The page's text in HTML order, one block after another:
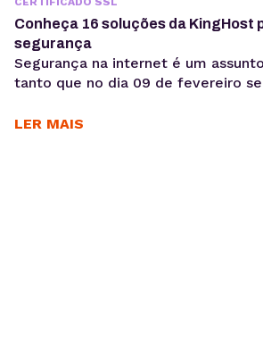
Conheça 16 soluções da KingHost
segurança
Segurança na internet é um
tanto que no dia 09 de fevereiro
conscientização do uso seguro,
LER MAIS